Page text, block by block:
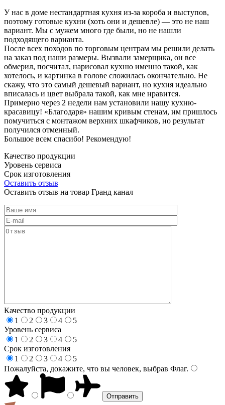
У нас в доме нестандартная кухня из-за короба и выступов,
поэтому готовые кухни (хоть они и дешевле) — это не наш
вариант. Мы с мужем много где были, но не нашли
подходящего варианта.
После всех походов по торговым центрам мы решили делать
на заказ под наши размеры. Вызвали замерщика, он все
обмерил, посчитал, нарисовал кухню именно такой, как
хотелось, и картинка в голове сложилась окончательно. Не
скажу, что это самый дешевый вариант, но кухня идеально
вписалась и цвет выбрала такой, как мне нравится.
Примерно через 2 недели нам установили нашу кухню-
красавицу! «Благодаря» нашим кривым стенам, им пришлось
помучиться с монтажом верхних шкафчиков, но результат
получился отменный.
Большое всем спасибо! Рекомендую!
Качество продукции
Уровень сервиса
Срок изготовления
Оставить отзыв
Оставить отзыв на товар Гранд канал
Качество продукции
1
2 3 4
5
Уровень сервиса
1
2 3 4
5
Срок изготовления
1
2 3 4
5
Пожалуйста, докажите, что вы человек, выбрав Флаг.